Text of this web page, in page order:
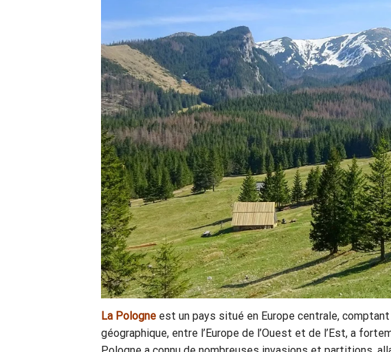
La Pologne est un pays situé en Europe centrale,
géographique, entre l’Europe de l’Ouest et de l’Est, a